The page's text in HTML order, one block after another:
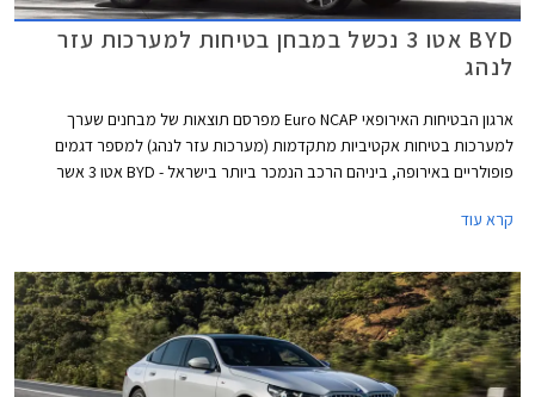
BYD אטו 3 נכשל במבחן בטיחות למערכות עזר
לנהג
ארגון הבטיחות האירופאי Euro NCAP מפרסם תוצאות של מבחנים שערך
למערכות בטיחות אקטיביות מתקדמות (מערכות עזר לנהג) למספר דגמים
פופולריים באירופה, ביניהם הרכב הנמכר ביותר בישראל - BYD אטו 3 אשר
קרא עוד